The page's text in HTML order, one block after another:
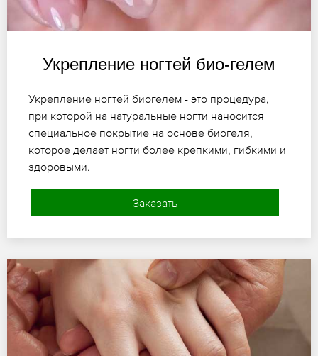
Укрепление ногтей био-гелем
Укрепление ногтей биогелем - это процедура,
при которой на натуральные ногти наносится
специальное покрытие на основе биогеля,
которое делает ногти более крепкими, гибкими и
здоровыми.
Заказать